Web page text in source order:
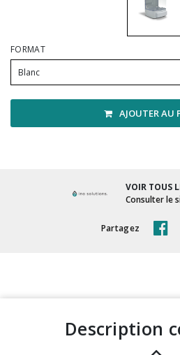
FORMAT
Blanc
AJOUTER AU
VOIR TOUS
Consulter le
Partagez
description